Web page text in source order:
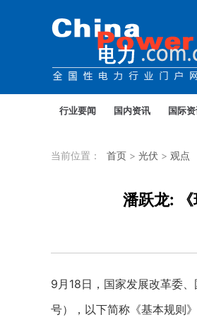
行业要闻 国内资讯 国际
当前位置： 首页 > 光伏 > 观点
潘跃龙:
9月18日，国家发展改革委
号），以下简称《基本规则